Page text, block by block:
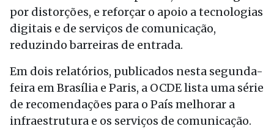
por distorções, e reforçar o apoio a tecnologias
digitais e de serviços de comunicação,
reduzindo barreiras de entrada.
Em dois relatórios, publicados nesta segunda-
feira em Brasília e Paris, a OCDE lista uma série
de recomendações para o País melhorar a
infraestrutura e os serviços de comunicação.